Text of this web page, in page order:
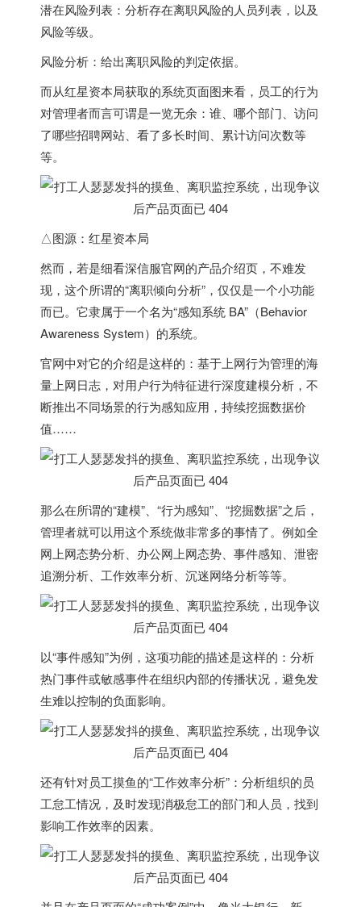
潜在风险列表：分析存在离职风险的人员列表，以及
风险等级。
风险分析：给出离职风险的判定依据。
而从红星资本局获取的系统页面图来看，员工的行为
对管理者而言可谓是一览无余： 谁、哪个部门、访问
了哪些招聘网站、看了多长时间、累计访问次数等
等。
△图源：红星资本局
然而，若是细看深信服官网的产品介绍页，不难发
现，这个所谓的“离职倾向分析”，仅仅是一个小功能
而已。它隶属于一个名为“感知系统 BA”（Behavior
Awareness System）的系统。
官网中对它的介绍是这样的：基于上网行为管理的海
量上网日志，对用户行为特征进行深度建模分析，不
断推出不同场景的行为感知应用，持续挖掘数据价
值……
那么在所谓的“建模”、“行为感知”、“挖掘数据”之后，
管理者就可以用这个系统做非常多的事情了。例如全
网上网态势分析、办公网上网态势、事件感知、泄密
追溯分析、工作效率分析、沉迷网络分析等等。
以“事件感知”为例，这项功能的描述是这样的：分析
热门事件或敏感事件在组织内部的传播状况，避免发
生难以控制的负面影响。
还有针对员工摸鱼的“工作效率分析”：分析组织的员
工怠工情况，及时发现消极怠工的部门和人员，找到
影响工作效率的因素。